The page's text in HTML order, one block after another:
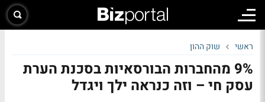
ראשי שוק ההון
9% מהחברות הבורסאיות בסכנת הערת
עסק חי – וזה כנראה ילך ויגדל